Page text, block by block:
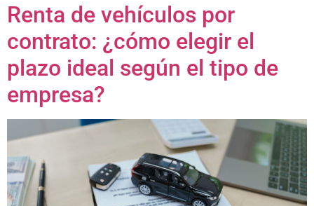
Renta de vehículos por
contrato: ¿cómo elegir el
plazo ideal según el tipo de
empresa?